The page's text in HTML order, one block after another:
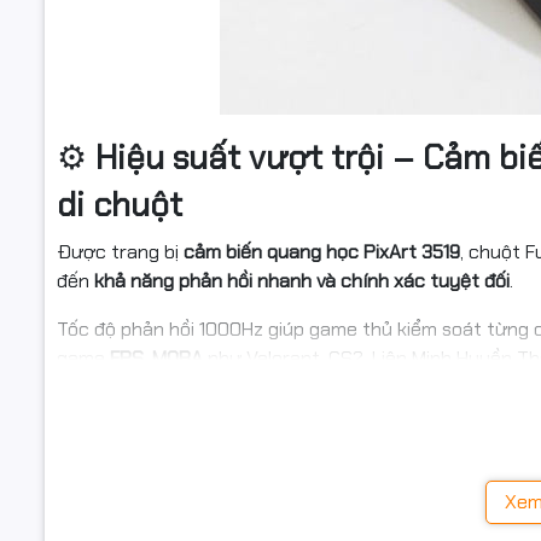
⚙️ Hiệu suất vượt trội – Cảm
di chuột
Được trang bị cảm biến quang học PixArt 3519, chuột
đến khả năng phản hồi nhanh và chính xác tuyệt đối.
Tốc độ phản hồi 1000Hz giúp game thủ kiểm soát
FPS, MOBA như Valorant, CS2, Liên Minh Huyền
với